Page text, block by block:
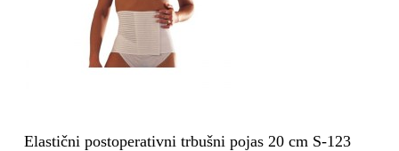
Elastični postoperativni trbušni pojas 20 cm S-123